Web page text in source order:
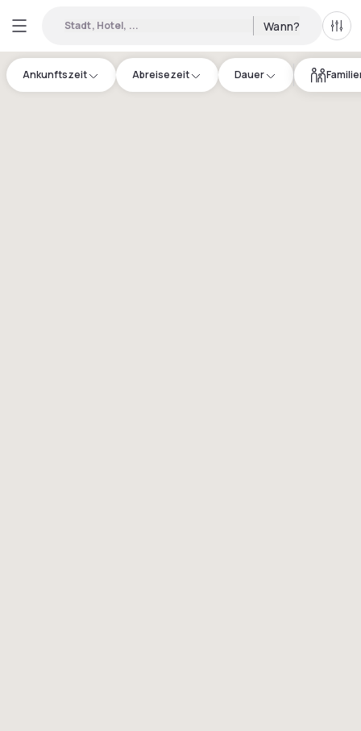
Stadt, Hotel, ... Wann? Alle
Ankunftszeit Abreisezeit Dauer